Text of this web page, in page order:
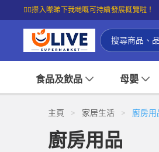
☝🏼㩒入嚟睇下我哋嘅可持續發展概覽啦！
食品及飲品 母嬰
主頁 > 家居生活 > 廚房用
廚房用品